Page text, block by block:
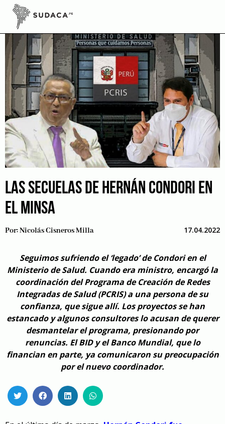
Skip
content
LAS SECUELAS DE HERNÁN CONDORI EN
EL MINSA
Por:Nicolás Cisneros Milla 17.04.2022
Seguimos sufriendo el ‘legado’ de Condori en el
Ministerio de Salud. Cuando era ministro, encargó la
coordinación del Programa de Creación de Redes
Integradas de Salud (PCRIS) a una persona de su
confianza, que sigue allí. Los proyectos se han
estancado y algunos consultores lo acusan de querer
desmantelar el programa, presionando por
renuncias. El BID y el Banco Mundial, que lo
financian en parte, ya comunicaron su preocupación
por el nuevo coordinador.